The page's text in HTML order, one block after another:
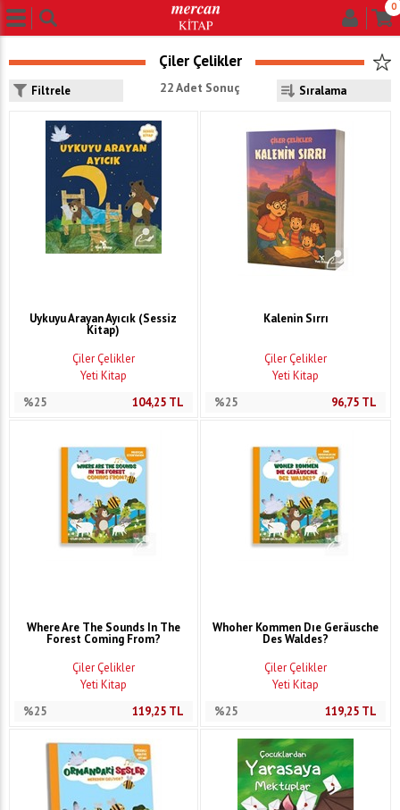
0
Çiler Çelikler
Filtrele 22 Adet Sonuç
Uykuyu Arayan Ayıcık (Sessiz
Kitap)
Çiler Çelikler
Yeti Kitap
%25
104,25TL
Kalenin Sırrı
Çiler Çelikler
Yeti Kitap
%25
96,75 TL
Where Are The Sounds In The
Forest Coming From?
Çiler Çelikler
Yeti Kitap
%25
119,25TL
Whoher Kommen Dıe Geräusche
Des Waldes?
Çiler Çelikler
Yeti Kitap
%25
119,25 TL